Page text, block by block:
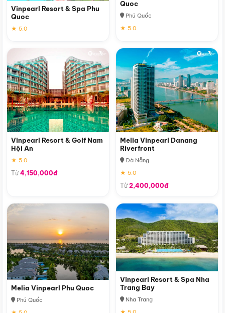
Vinpearl Resort & Spa Phu
Quoc
★ 5.0
Quoc
Phú Quốc
★ 5.0
Vinpearl Resort & Golf Nam
Hội An
★ 5.0
Từ4,150,000đ
Melia Vinpearl Danang
Riverfront
Đà Nẵng
★ 5.0
Từ2,400,000đ
Melia Vinpearl Phu Quoc
Phú Quốc
Vinpearl Resort & Spa Nha
Trang Bay
Nha Trang